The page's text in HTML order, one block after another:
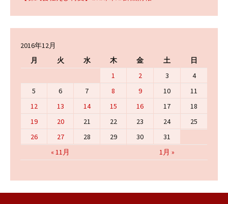
2016年12月
月
火 水 木 金 土 日
« 11月 1月 »
1 2 3
4
5
6 7 8 9 10
11
12
13 14 15 16 17
18
19
20 21 22 23 24
25
26
27 28 29 30 31